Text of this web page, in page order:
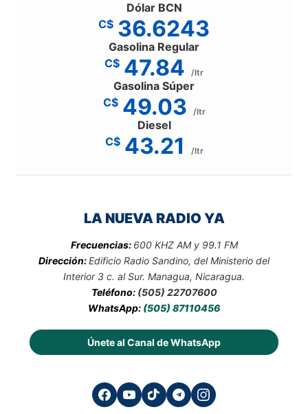
Dólar BCN
C$ 36.6243
Gasolina Regular
C$ 47.84 /ltr
Gasolina Súper
C$ 49.03 /ltr
Diesel
C$ 43.21 /ltr
LA NUEVA RADIO YA
Frecuencias: 600 KHZ AM y 99.1 FM
Dirección:Edificio Radio Sandino, del Ministerio del
Interior 3 c. al Sur. Managua, Nicaragua.
Teléfono: (505) 22707600
WhatsApp: (505) 87110456
Únete al Canal de WhatsApp